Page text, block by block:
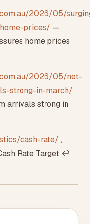
2026/05/
prices/ —
home prices
2026/05/net-
strong-in-march/
arrivals strong in
cash-rate/ ,
Rate Target ↩